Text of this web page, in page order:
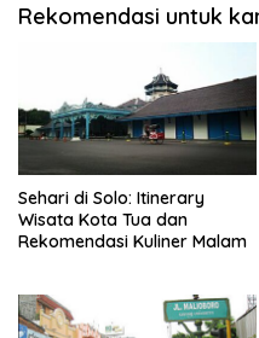
Rekomendasi untuk
Sehari di Solo: Itinerary
Wisata Kota Tua dan
Rekomendasi Kuliner Malam